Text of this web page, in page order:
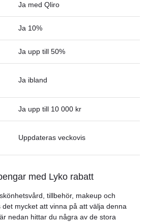
Ja med Qliro
Ja 10%
Ja upp till 50%
Ja ibland
Ja upp till 10 000 kr
Uppdateras veckovis
med Lyko rabatt
tillbehör, makeup och
mycket att vinna på att välja denna
nedan hittar du några av de stora